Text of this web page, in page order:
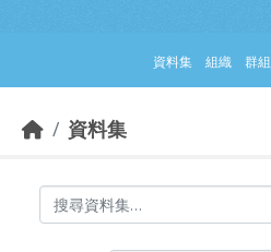
資料集 組織 群組
資料集